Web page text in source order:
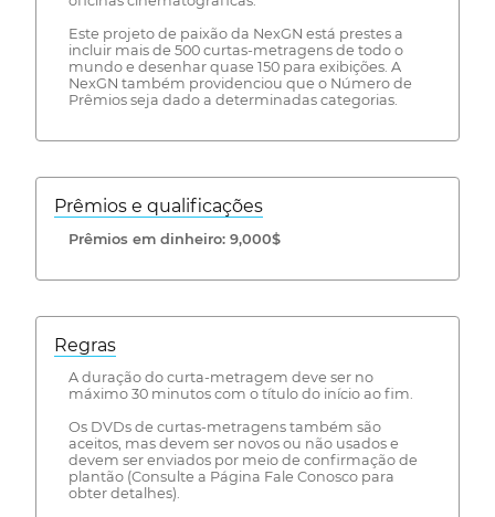
Este projeto de paixão da NexGN está prestes a
incluir mais de 500 curtas-metragens de todo o
mundo e desenhar quase 150 para exibições. A
NexGN também providenciou que o Número de
Prêmios seja dado a determinadas categorias.
Prêmios e qualificações
Prêmios em dinheiro: 9,000$
Regras
A duração do curta-metragem deve ser no
máximo 30 minutos com o título do início ao fim.
Os DVDs de curtas-metragens também são
aceitos, mas devem ser novos ou não usados e
devem ser enviados por meio de confirmação de
plantão (Consulte a Página Fale Conosco para
obter detalhes).